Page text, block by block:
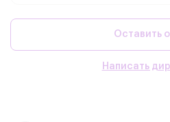
Оставить
Написать